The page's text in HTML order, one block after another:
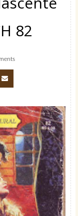
82